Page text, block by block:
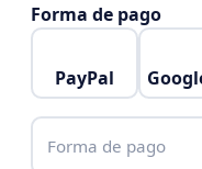
Forma de pago
PayPal
Forma de pago